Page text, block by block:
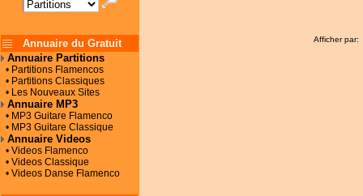
Annuaire du Gratuit
Annuaire Partitions
• Partitions Flamencos
• Partitions Classiques
• Les Nouveaux Sites
Annuaire MP3
• MP3 Guitare Flamenco
• MP3 Guitare Classique
Annuaire Videos
• Videos Flamenco
• Videos Classique
• Videos Danse Flamenco
Afficher par: